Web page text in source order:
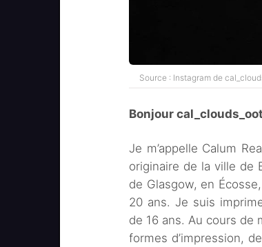
Source : Instagram de
Bonjour
Je m’appelle Calum
originaire de la ville de
de Glasgow, en
20 ans. Je suis
de 16 ans. Au cours de
formes d’impression,